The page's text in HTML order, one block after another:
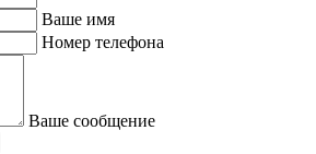
Ваше имя
Номер телефона
Ваше сообщение